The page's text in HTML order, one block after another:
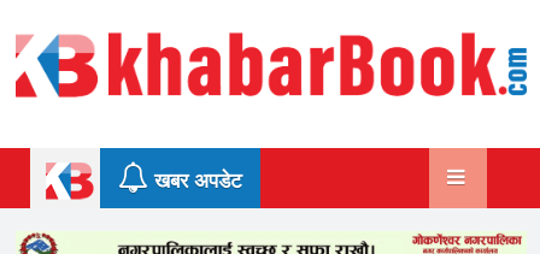
to
content
खबर अपडेट